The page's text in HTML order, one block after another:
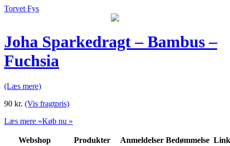
Torvet Fys
Joha Sparkedragt – Bambus –
Fuchsia
(Læs mere)
90 kr. (Vis fragtpris)
Læs mere »Køb nu »
Webshop Produkter Anmeldelser Bedømmelse Link